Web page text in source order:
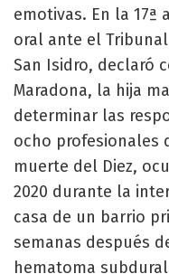
emotivas. En la 17ª
oral ante el
San Isidro, declaró
Maradona, la hija
determinar las
ocho profesionales
muerte del Diez,
2020 durante la
casa de un barrio
semanas después
hematoma